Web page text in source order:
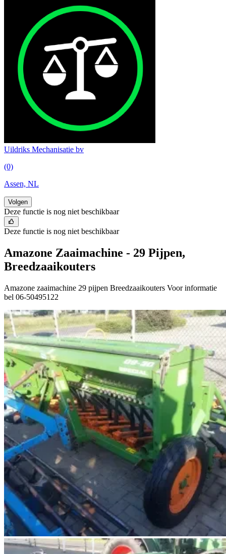
Uildriks Mechanisatie bv
(0)
Assen, NL
Volgen
Deze functie is nog niet beschikbaar
Deze functie is nog niet beschikbaar
Amazone Zaaimachine - 29 Pijpen,
Breedzaaikouters
Amazone zaaimachine 29 pijpen Breedzaaikouters Voor informatie
bel 06-50495122